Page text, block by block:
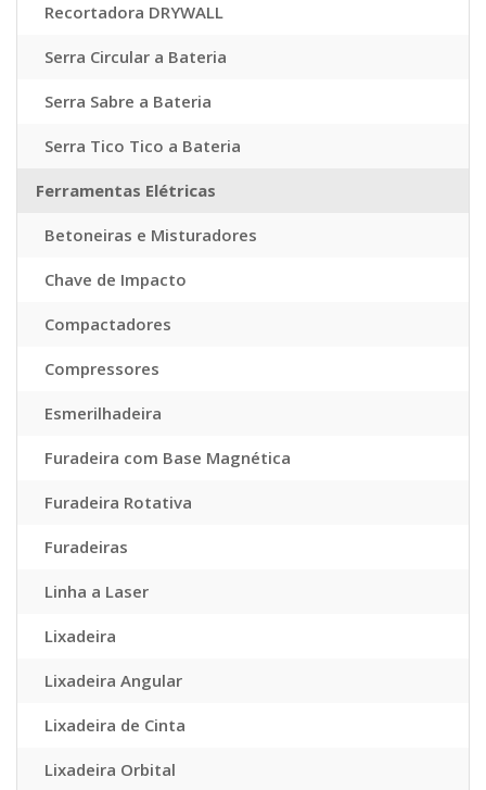
Recortadora DRYWALL
Serra Circular a Bateria
Serra Sabre a Bateria
Serra Tico Tico a Bateria
Ferramentas Elétricas
Betoneiras e Misturadores
Chave de Impacto
Compactadores
Compressores
Esmerilhadeira
Furadeira com Base Magnética
Furadeira Rotativa
Furadeiras
Linha a Laser
Lixadeira
Lixadeira Angular
Lixadeira de Cinta
Lixadeira Orbital